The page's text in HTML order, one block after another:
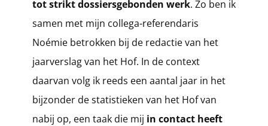
tot strikt dossiersgebonden werk. Zo ben ik
samen met mijn collega-referendaris
Noémie betrokken bij de redactie van het
jaarverslag van het Hof. In de context
daarvan volg ik reeds een aantal jaar in het
bijzonder de statistieken van het Hof van
nabij op, een taak die mij in contact heeft